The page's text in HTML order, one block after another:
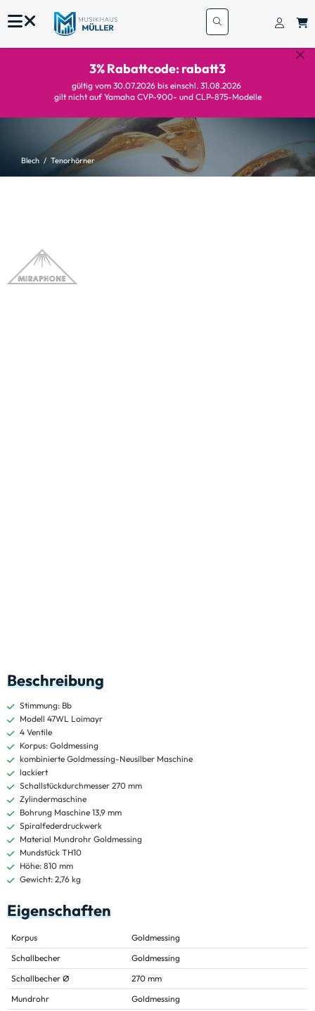
3% Rabattcode: rabatt3
gültig vom 30.07.2026 bis einschl. 31.08.2026
gilt nicht auf Yamaha CVP-900- und CLP-875-Modelle
Blech Tenorhörner
Beschreibung
Stimmung: Bb
Modell 47WL Loimayr
4 Ventile
Korpus: Goldmessing
kombinierte Goldmessing-Neusilber Maschine
lackiert
Schallstückdurchmesser 270 mm
Zylindermaschine
Bohrung Maschine 13,9 mm
Spiralfederdruckwerk
Material Mundrohr Goldmessing
Mundstück TH10
Höhe: 810 mm
Gewicht: 2,76 kg
Eigenschaften
Korpus
Goldmessing
Schallbecher
Goldmessing
Schallbecher Ø
270 mm
Mundrohr
Goldmessing